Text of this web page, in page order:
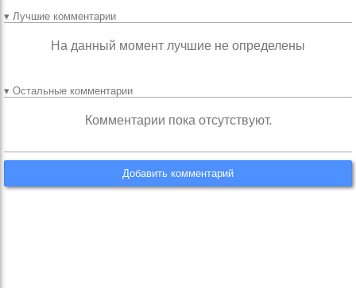
▾ Лучшие комментарии
На данный момент лучшие не определены
▾ Остальные комментарии
Комментарии пока отсутствуют.
Добавить комментарий